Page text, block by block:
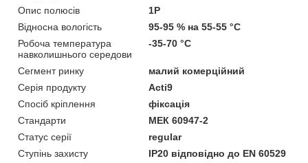
Опис полюсів
1P
Відносна вологість
95-95 % на 55-55 °C
Робоча температура
навколишнього середови
-35-70 °C
Сегмент ринку
малий комерційний
Серія продукту
Acti9
Спосіб кріплення
фіксація
Стандарти
МЕК 60947-2
Статус серії
regular
Ступінь захисту
IP20 відповідно до EN 60529